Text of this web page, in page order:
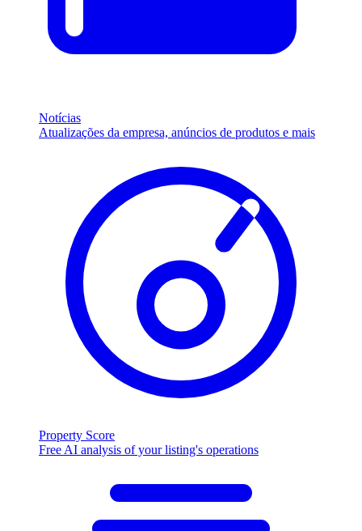
Notícias
Atualizações da empresa, anúncios de produtos e mais
Property Score
Free AI analysis of your listing's operations